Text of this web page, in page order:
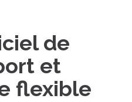
de
et
flexible